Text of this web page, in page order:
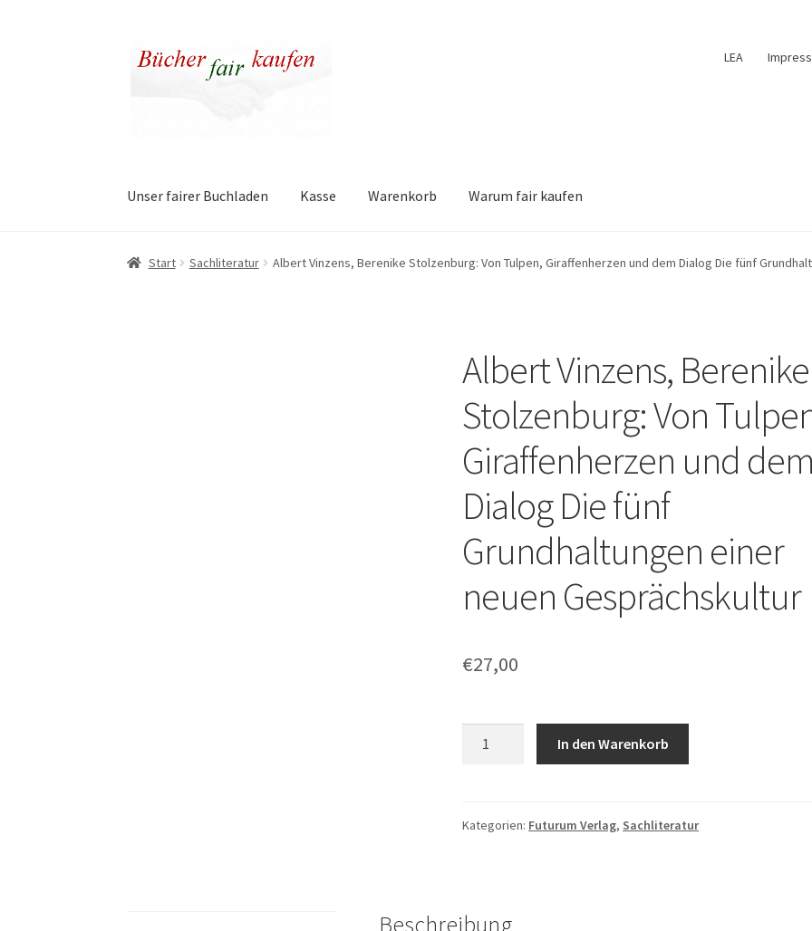
Zur
Navigation
Zum
Inhalt
LEA
Unser fairer Buchladen Kasse Warenkorb Warum fair kaufen
Start Sachliteratur Albert Vinzens, Berenike Stolzenburg: Von Tulpen, Giraffenherzen und dem Dialog Die fünf
Albert Vinzens, Berenike
Stolzenburg: Von
Giraffenherzen und
Dialog Die fünf
Grundhaltungen einer
neuen Gesprächskultur
€27,00
Von
dem
In den Warenkorb
Kategorien: Futurum Verlag,Sachliteratur
Beschreibung